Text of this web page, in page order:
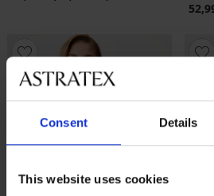
Consent Details
This website uses cookies